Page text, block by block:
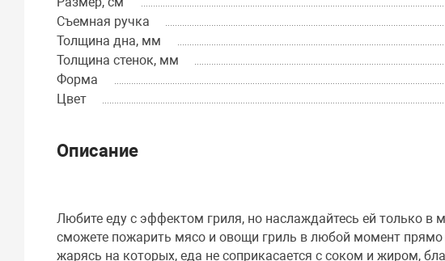
Съемная ручка
Толщина дна, мм
Толщина стенок, мм
Форма
Цвет
Описание
Любите еду с эффектом гриля, но наслаждайтесь ей только в
сможете пожарить мясо и овощи гриль в любой момент
жарясь на которых, еда не соприкасается с соком и жиром,